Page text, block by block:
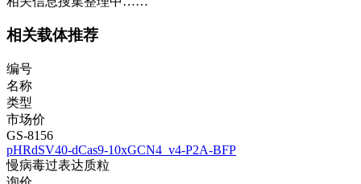
相关载体推荐
编号
名称
类型
市场价
GS-8156
pHRdSV40-dCas9-10xGCN4_v4-P2A-BFP
慢病毒过表达质粒